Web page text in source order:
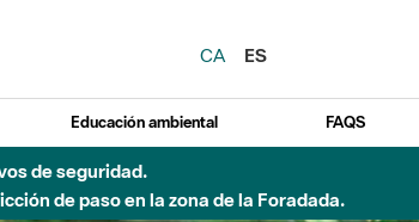
CA
ES
Educación ambiental FAQS
de seguridad.
de paso en la zona de la Foradada.